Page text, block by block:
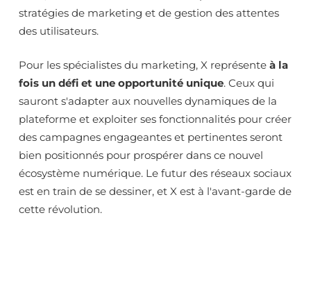
stratégies de marketing et de gestion des attentes
des utilisateurs.
Pour les spécialistes du marketing, X représente à la
fois un défi et une opportunité unique. Ceux qui
sauront s'adapter aux nouvelles dynamiques de la
plateforme et exploiter ses fonctionnalités pour créer
des campagnes engageantes et pertinentes seront
bien positionnés pour prospérer dans ce nouvel
écosystème numérique. Le futur des réseaux sociaux
est en train de se dessiner, et X est à l'avant-garde de
cette révolution.